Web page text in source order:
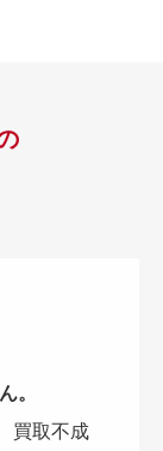
。
買取不成